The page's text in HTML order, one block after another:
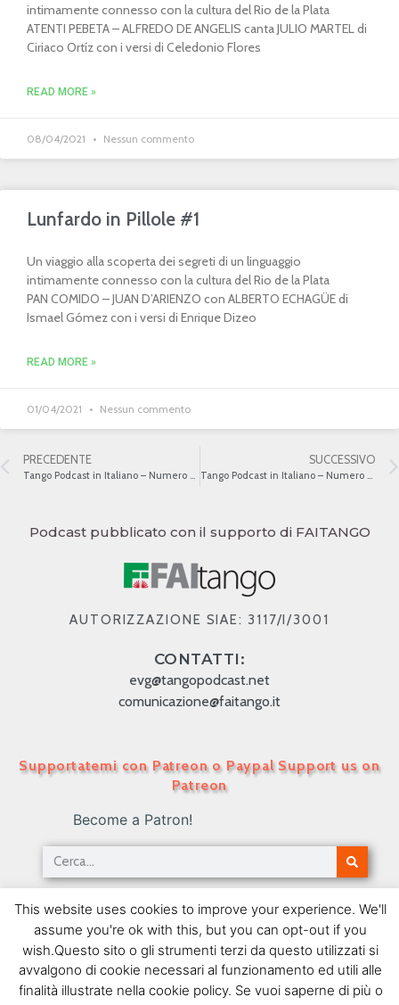
intimamente connesso con la cultura del Rio de la Plata
ATENTI PEBETA – ALFREDO DE ANGELIS canta JULIO MARTEL di
Ciriaco Ortíz con i versi di Celedonio Flores
READ MORE »
08/04/2021 Nessun commento
Lunfardo in Pillole #1
Un viaggio alla scoperta dei segreti di un linguaggio
intimamente connesso con la cultura del Rio de la Plata
PAN COMIDO – JUAN D’ARIENZO con ALBERTO ECHAGÜE di
Ismael Gómez con i versi di Enrique Dizeo
READ MORE »
01/04/2021 Nessun commento
PRECEDENTE SUCCESSIVO
Podcast pubblicato con il supporto di FAITANGO
AUTORIZZAZIONE SIAE: 3117/I/3001
CONTATTI:
evg@tangopodcast.net
comunicazione@faitango.it
Supportatemi con Patreon o Paypal Support us on
Patreon
Become a Patron!
Tango Podcast in Italiano – Numero 463 – Il
Tango e il cinema argentino II
09/09/2019
SEGUIMI SU FACEBOOK
This website uses cookies to improve your experience. We'll
assume you're ok with this, but you can opt-out if you
wish.Questo sito o gli strumenti terzi da questo utilizzati si
avvalgono di cookie necessari al funzionamento ed utili alle
finalità illustrate nella cookie policy. Se vuoi saperne di più o